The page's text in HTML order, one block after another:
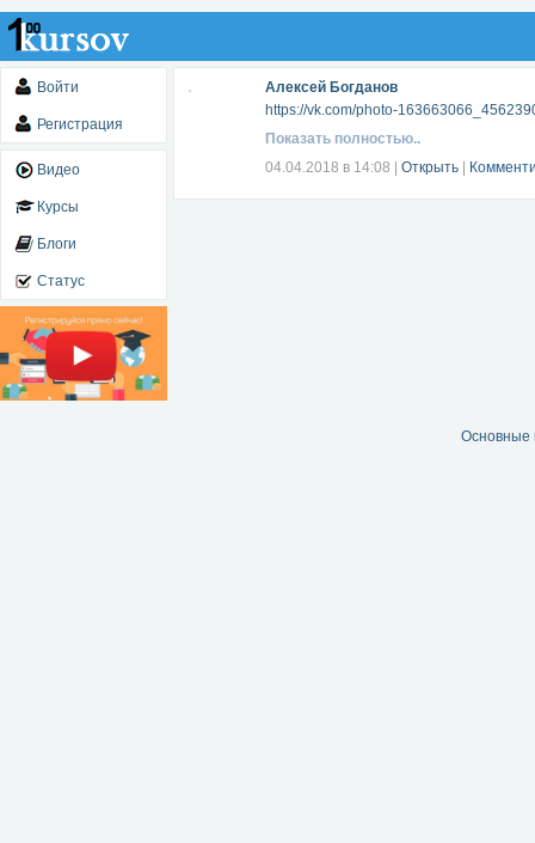
Войти
Регистрация
Видео
Курсы
Блоги
Статус
Алексей Богданов
https://vk.com/photo-
Показать полностью..
04.04.2018 в 14:08
Открыть
Основные